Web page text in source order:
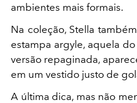
ambientes mais formais.
Na coleção, Stella
estampa argyle, aquela
versão repaginada,
em um vestido justo de
A última dica, mas não